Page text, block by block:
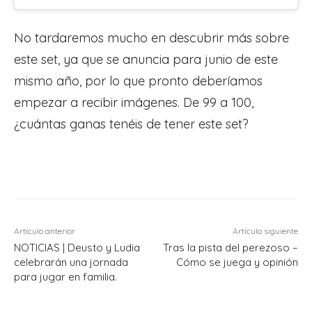
No tardaremos mucho en descubrir más sobre
este set, ya que se anuncia para junio de este
mismo año, por lo que pronto deberíamos
empezar a recibir imágenes. De 99 a 100,
¿cuántas ganas tenéis de tener este set?
Artículo anterior
NOTICIAS | Deusto y Ludia
celebrarán una jornada
para jugar en familia.
Artículo siguiente
Tras la pista del perezoso –
Cómo se juega y opinión